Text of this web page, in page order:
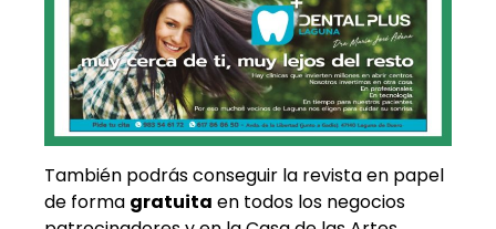
También podrás conseguir la revista en papel
de forma gratuita en todos los negocios